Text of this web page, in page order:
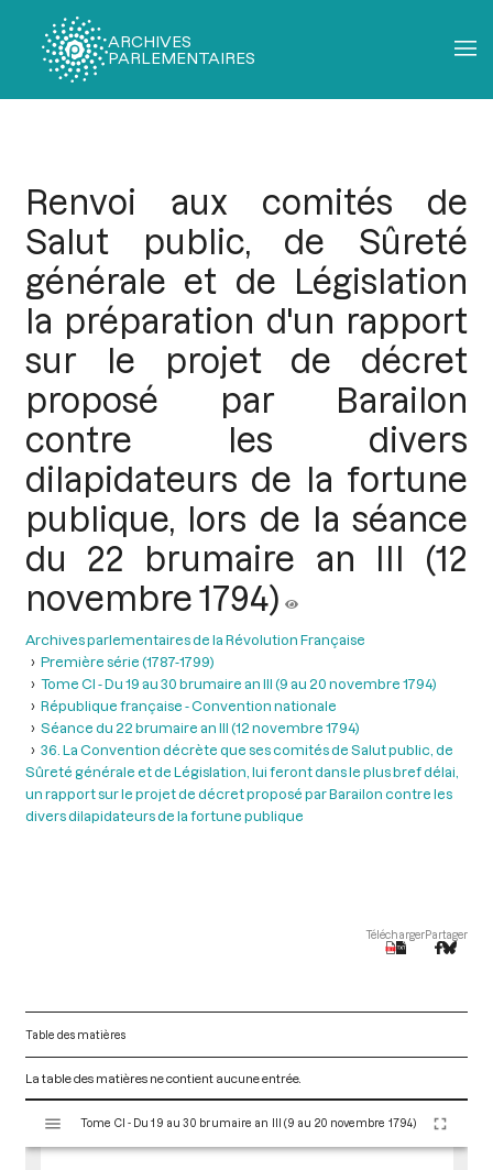
ARCHIVES
PARLEMENTAIRES
Renvoi aux comités de
Salut public, de Sûreté
générale et de Législation
la préparation d'un rapport
sur le projet de décret
proposé par Barailon
contre les divers
dilapidateurs de la fortune
publique, lors de la séance
du 22 brumaire an III (12
novembre 1794)
Archives parlementaires de la Révolution Française
Première série (1787-1799)
Tome CI - Du 19 au 30 brumaire an III (9 au 20 novembre 1794)
République française - Convention nationale
Séance du 22 brumaire an III (12 novembre 1794)
36. La Convention décrète que ses comités de Salut public, de
Sûreté générale et de Législation, lui feront dans le plus bref délai,
un rapport sur le projet de décret proposé par Barailon contre les
divers dilapidateurs de la fortune publique
TéléchargerPartager
Table des matières
La table des matières ne contient aucune entrée.
s
Tome CI - Du 19 au 30 brumaire an III (9 au 20 novembre 1794)